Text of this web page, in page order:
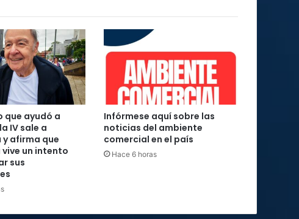
que ayudó a
IV sale a
afirma que
vive un intento
sus
Infórmese aquí sobre las
noticias del ambiente
comercial en el país
Hace 6 horas